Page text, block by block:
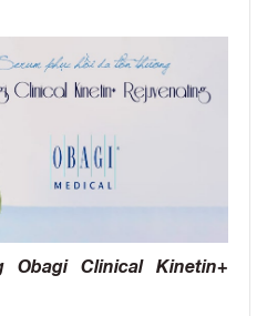
Clinical Kinetin+